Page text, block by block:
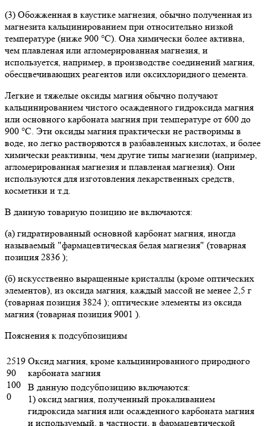
(3) Обожженная в каустике магнезия, обычно полученная из
магнезита кальцинированием при относительно низкой
температуре (ниже 900 °C). Она химически более активна,
чем плавленая или агломерированная магнезия, и
используется, например, в производстве соединений магния,
обесцвечивающих реагентов или оксихлоридного цемента.
Легкие и тяжелые оксиды магния обычно получают
кальцинированием чистого осажденного гидроксида магния
или основного карбоната магния при температуре от 600 до
900 °C. Эти оксиды магния практически не растворимы в
воде, но легко растворяются в разбавленных кислотах, и более
химически реактивны, чем другие типы магнезии (например,
агломерированная магнезия и плавленая магнезия). Они
используются для изготовления лекарственных средств,
косметики и т.д.
В данную товарную позицию не включаются:
(а) гидратированный основной карбонат магния, иногда
называемый "фармацевтическая белая магнезия" (товарная
позиция 2836 );
(б) искусственно выращенные кристаллы (кроме оптических
элементов), из оксида магния, каждый массой не менее 2,5 г
(товарная позиция 3824 ); оптические элементы из оксида
магния (товарная позиция 9001 ).
Пояснения к подсубпозициям
2519
90
100
0
Оксид магния, кроме кальцинированного природного
карбоната магния
В данную подсубпозицию включаются:
1) оксид магния, полученный прокаливанием
гидроксида магния или осажденного карбоната магния
и используемый, в частности, в фармацевтической